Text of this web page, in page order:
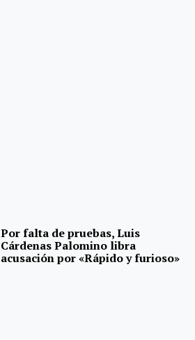
Por falta de pruebas, Luis
Cárdenas Palomino libra
acusación por «Rápido y furioso»